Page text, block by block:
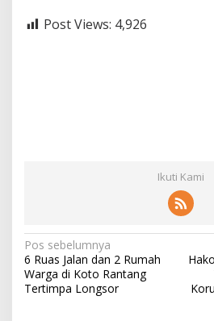
Post Views: 4,926
Ikuti Kami
N
a
v
Pos sebelumnya
6 Ruas Jalan dan 2 Rumah
Warga di Koto Rantang
Tertimpa Longsor